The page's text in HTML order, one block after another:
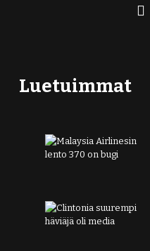
Luetuimmat